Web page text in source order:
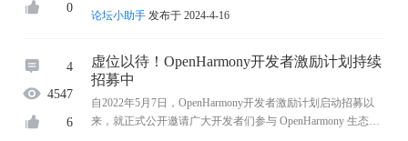
0
术交流。 2024年4月19日8:30 让我们共同期待谁 ...
论坛小助手 发布于 2024-4-16
4
4547
6
虚位以待！OpenHarmony开发者激励计划持续
招募中
自2022年5月7日，OpenHarmony开发者激励计划启动招募以
来，就正式公开邀请广大开发者们参与 OpenHarmony 生态共